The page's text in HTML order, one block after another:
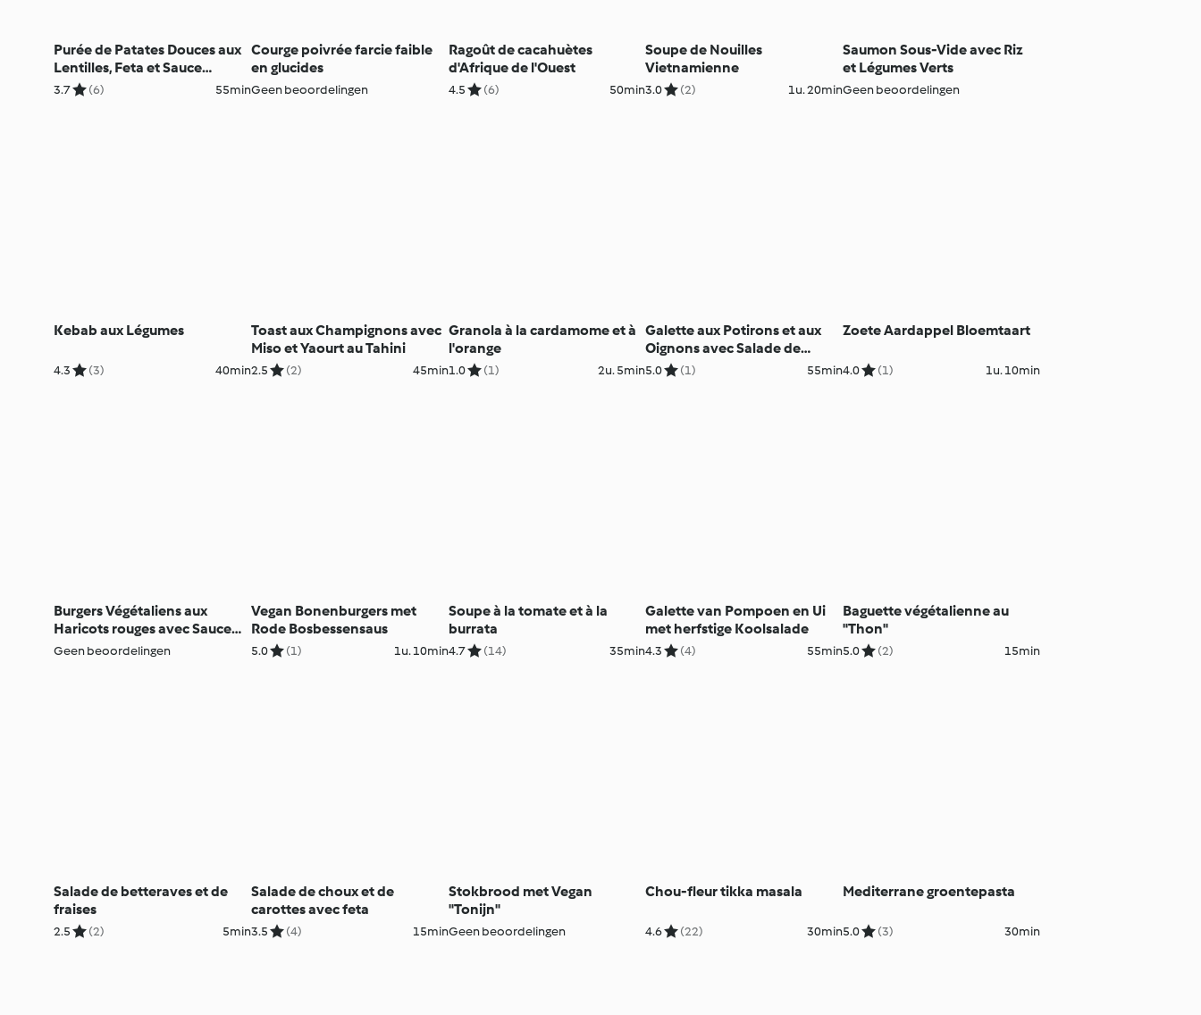
Purée de Patates Douces aux
Lentilles, Feta et Sauce
Balsamique à l'Oignon
3.7 (6) 55min
Courge poivrée farcie faible
en glucides
Geen beoordelingen
Ragoût de cacahuètes
d'Afrique de l'Ouest
4.5 (6) 50min
Soupe de Nouilles
Vietnamienne
3.0 (2) 1u. 20min
Saumon Sous-Vide avec Riz
et Légumes Verts
Geen beoordelingen
Kebab aux Légumes
4.3 (3) 40min
Toast aux Champignons avec
Miso et Yaourt au Tahini
2.5 (2) 45min
Granola à la cardamome et à
l'orange
1.0 (1) 2u. 5min
Galette aux Potirons et aux
Oignons avec Salade de
Choux d'Automne
5.0 (1) 55min
Zoete Aardappel Bloemtaart
4.0 (1) 1u. 10min
Burgers Végétaliens aux
Haricots rouges avec Sauce
aux Airelles rouges
Geen beoordelingen
Vegan Bonenburgers met
Rode Bosbessensaus
5.0 (1) 1u. 10min
Soupe à la tomate et à la
burrata
4.7 (14) 35min
Galette van Pompoen en Ui
met herfstige Koolsalade
4.3 (4) 55min
Baguette végétalienne au
"Thon"
5.0 (2) 15min
Salade de betteraves et de
fraises
2.5 (2) 5min
Salade de choux et de
carottes avec feta
3.5 (4) 15min
Stokbrood met Vegan
"Tonijn"
Geen beoordelingen
Chou-fleur tikka masala
4.6 (22) 30min
Mediterrane groentepasta
5.0 (3) 30min